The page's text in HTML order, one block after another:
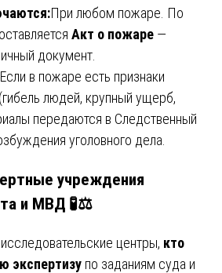
При любом пожаре. По
Акт о пожаре —
документ.
Если в пожаре есть признаки
людей, крупный ущерб,
передаются в Следственный
уголовного дела.
учреждения
и МВД 🧪⚖️
центры, кто
экспертизу по заданиям суда и